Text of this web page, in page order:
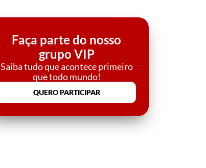
Faça parte do nosso
grupo VIP
Saiba tudo que acontece primeiro
que todo mundo!
QUERO PARTICIPAR